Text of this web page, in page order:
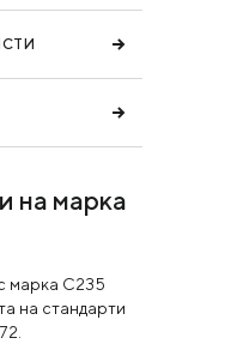
на марка
марка С235
на стандарти